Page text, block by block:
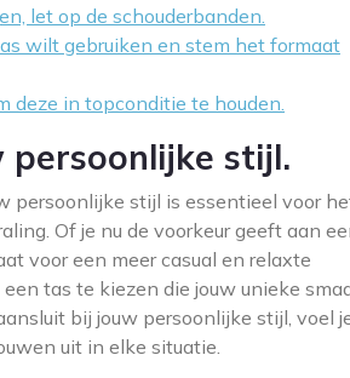
let op de schouderbanden.
wilt gebruiken en stem het formaat
deze in topconditie te houden.
persoonlijke stijl.
persoonlijke stijl is essentieel voor
Of je nu de voorkeur geeft aan
voor een meer casual en relaxte
tas te kiezen die jouw unieke
bij jouw persoonlijke stijl, voel
uit in elke situatie.